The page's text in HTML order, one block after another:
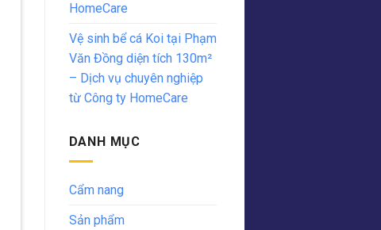
HomeCare
Vệ sinh bể cá Koi tại Phạm
Văn Đồng diện tích 130m²
– Dịch vụ chuyên nghiệp
từ Công ty HomeCare
DANH MỤC
Cẩm nang
Sản phẩm